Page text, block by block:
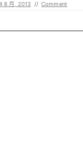
8 月, 2013 // Comment